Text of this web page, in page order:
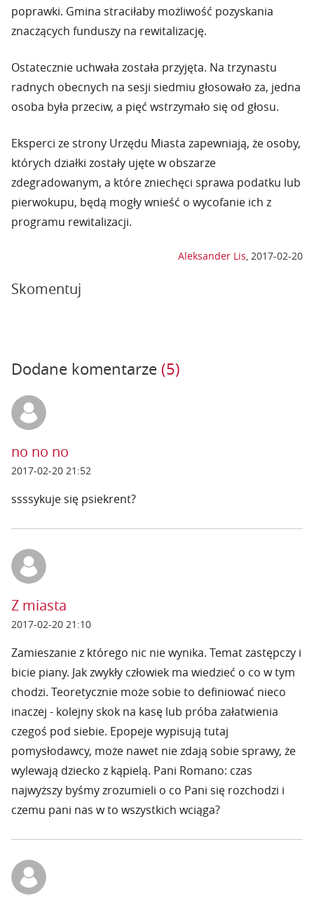
poprawki. Gmina straciłaby możliwość pozyskania
znaczących funduszy na rewitalizację.
Ostatecznie uchwała została przyjęta. Na trzynastu
radnych obecnych na sesji siedmiu głosowało za, jedna
osoba była przeciw, a pięć wstrzymało się od głosu.
Eksperci ze strony Urzędu Miasta zapewniają, że osoby,
których działki zostały ujęte w obszarze
zdegradowanym, a które zniechęci sprawa podatku lub
pierwokupu, będą mogły wnieść o wycofanie ich z
programu rewitalizacji.
Aleksander Lis, 2017-02-20
Skomentuj
Dodane komentarze (5)
no no no
2017-02-20 21:52
ssssykuje się psiekrent?
Z miasta
2017-02-20 21:10
Zamieszanie z którego nic nie wynika. Temat zastępczy i
bicie piany. Jak zwykły człowiek ma wiedzieć o co w tym
chodzi. Teoretycznie może sobie to definiować nieco
inaczej - kolejny skok na kasę lub próba załatwienia
czegoś pod siebie. Epopeje wypisują tutaj
pomysłodawcy, może nawet nie zdają sobie sprawy, że
wylewają dziecko z kąpielą. Pani Romano: czas
najwyższy byśmy zrozumieli o co Pani się rozchodzi i
czemu pani nas w to wszystkich wciąga?